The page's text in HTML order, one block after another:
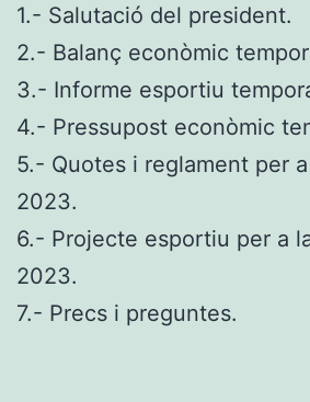
1.- Salutació del president.
2.- Balanç econòmic
3.- Informe esportiu
4.- Pressupost econòmic
5.- Quotes i reglament per
2023.
6.- Projecte esportiu per a
2023.
7.- Precs i preguntes.